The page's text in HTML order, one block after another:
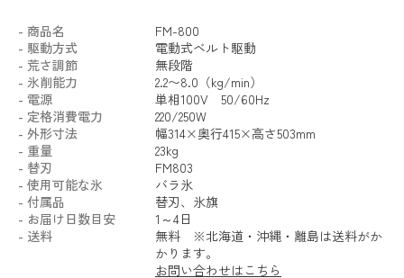
- 商品名
FM-800
- 駆動方式
電動式ベルト駆動
- 荒さ調節
無段階
- 氷削能力
2.2〜8.0（kg/min）
- 電源
単相100V 50/60Hz
- 定格消費電力
220/250W
- 外形寸法
幅314×奥行415×高さ503mm
- 重量
23kg
- 替刃
FM803
- 使用可能な氷
バラ氷
- 付属品
替刃、氷旗
- お届け日数目安
1～4日
- 送料
無料 ※北海道・沖縄・離島は送料がか
かります。
お問い合わせはこちら